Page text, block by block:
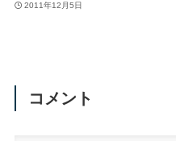
2011年12月5日
コメント